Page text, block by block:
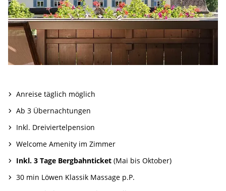
Anreise täglich möglich
Ab 3 Übernachtungen
Inkl. Dreiviertelpension
Welcome Amenity im Zimmer
Inkl. 3 Tage Bergbahnticket (Mai bis Oktober)
30 min Löwen Klassik Massage p.P.